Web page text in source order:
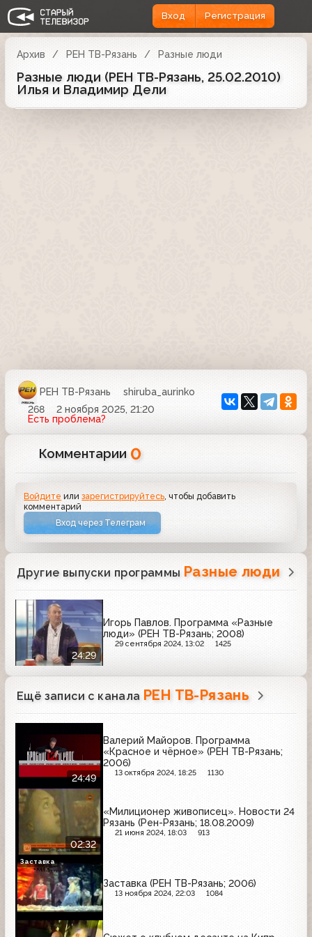
Вход Регистрация
Архив РЕН ТВ-Рязань Разные люди
Разные люди (РЕН ТВ-Рязань, 25.02.2010)
Илья и Владимир Дели
РЕН ТВ-Рязань
shiruba_aurinko
268
2 ноября 2025, 21:20
Есть проблема?
Комментарии 0
Войдите илизарегистрируйтесь , чтобы добавить
комментарий
Вход через Телеграм
Другие выпуски программы Разные люди
24:29
Игорь Павлов. Программа «Разные
люди» (РЕН ТВ-Рязань; 2008)
29 сентября 2024, 13:02 1425
Ещё записи с канала РЕН ТВ-Рязань
24:49
Валерий Майоров. Программа
«Красное и чёрное» (РЕН ТВ-Рязань;
2006)
13 октября 2024, 18:25 1130
02:32
«Милиционер живописец». Новости 24
Рязань (Рен-Рязань; 18.08.2009)
21 июня 2024, 18:03 913
Заставка (РЕН ТВ-Рязань; 2006)
13 ноября 2024, 22:03 1084
Заставка